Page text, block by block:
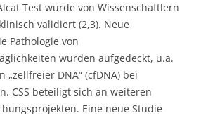
Test wurde von Wissenschaftlern
validiert (2,3). Neue
Pathologie von
wurden aufgedeckt, u.a.
„zellfreier DNA“ (cfDNA) bei
CSS beteiligt sich an weiteren
Eine neue Studie